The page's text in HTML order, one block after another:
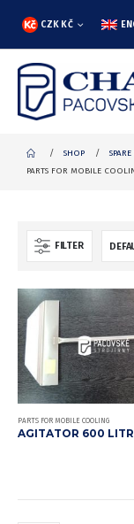
CZK KČ
SHOP
PARTS FOR MOBILE
FILTER
PARTS FOR MOBILE COOLING
AGITATOR 600